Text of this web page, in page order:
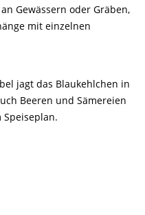
Gewässern oder Gräben,
mit einzelnen
jagt das Blaukehlchen in
Beeren und Sämereien